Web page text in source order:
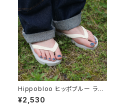
Hippobloo ヒッポブルー ライ
ムストーン ナチュラルラバービ
ーチサンダル 天然ゴム メンズ
¥2,530